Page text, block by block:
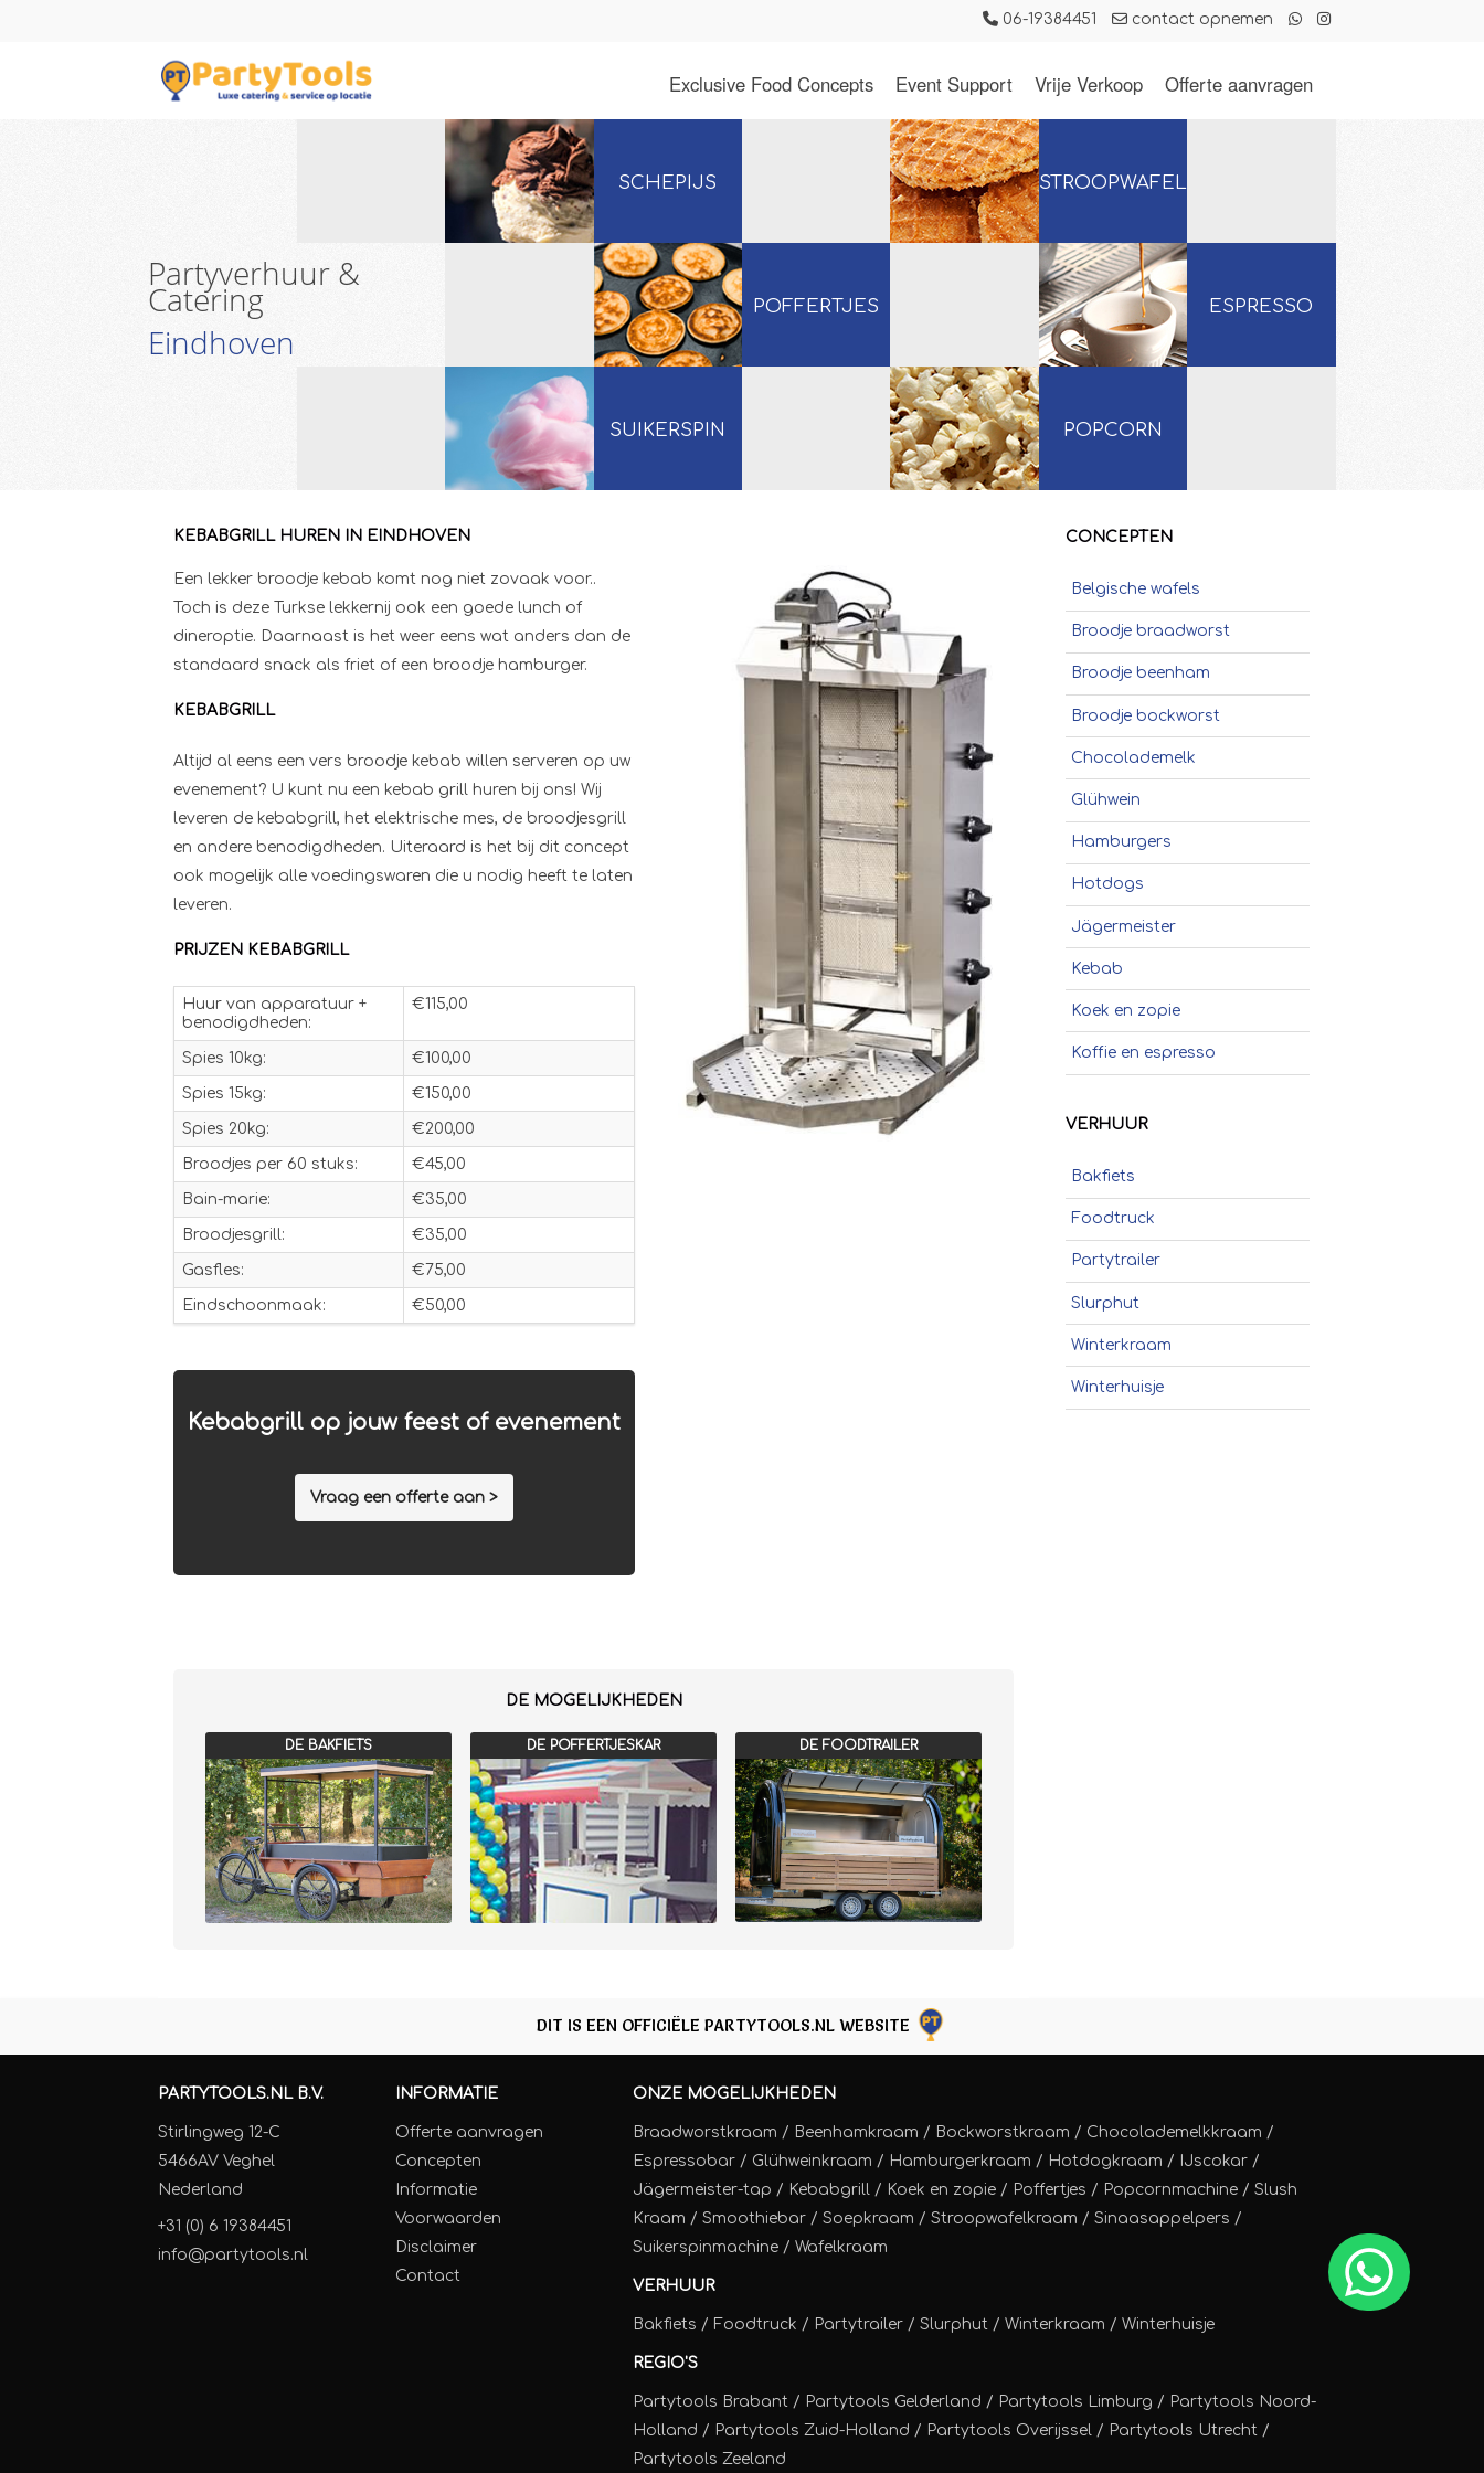
06-19384451 contact opnemen
Exclusive Food Concepts Event Support Vrije Verkoop Offerte aanvragen
SCHEPIJS STROOPWAFELS
Partyverhuur &
Catering
Eindhoven
POFFERTJES ESPRESSO
SUIKERSPIN POPCORN
KEBABGRILL HUREN IN EINDHOVEN
Een lekker broodje kebab komt nog niet zovaak voor..
Toch is deze Turkse lekkernij ook een goede lunch of
dineroptie. Daarnaast is het weer eens wat anders dan de
standaard snack als friet of een broodje hamburger.
KEBABGRILL
Altijd al eens een vers broodje kebab willen serveren op uw
evenement? U kunt nu een kebab grill huren bij ons! Wij
leveren de kebabgrill, het elektrische mes, de broodjesgrill
en andere benodigdheden. Uiteraard is het bij dit concept
ook mogelijk alle voedingswaren die u nodig heeft te laten
leveren.
PRIJZEN KEBABGRILL
Huur van apparatuur +
benodigdheden:
€115,00
Spies 10kg: €100,00
Spies 15kg: €150,00
Spies 20kg: €200,00
Broodjes per 60 stuks: €45,00
Bain-marie: €35,00
Broodjesgrill: €35,00
Gasfles: €75,00
Eindschoonmaak: €50,00
Kebabgrill op jouw feest of evenement
Vraag een offerte aan >
DE MOGELIJKHEDEN
DE BAKFIETS DE POFFERTJESKAR DE FOODTRAILER
CONCEPTEN
Belgische wafels
Broodje braadworst
Broodje beenham
Broodje bockworst
Chocolademelk
Glühwein
Hamburgers
Hotdogs
Jägermeister
Kebab
Koek en zopie
Koffie en espresso
Schepijs
Sinaasappelpers
Slush
Smoothies
Soep
Stroopwafels
VERHUUR
Bakfiets
Foodtruck
Partytrailer
Slurphut
Winterkraam
Winterhuisje
DIT IS EEN OFFICIËLE PARTYTOOLS.NL WEBSITE
PARTYTOOLS.NL B.V.
Stirlingweg 12-C
5466AV Veghel
Nederland
+31 (0) 6 19384451
info@partytools.nl
INFORMATIE
Offerte aanvragen
Concepten
Informatie
Voorwaarden
Disclaimer
Contact
ONZE MOGELIJKHEDEN
Braadworstkraam / Beenhamkraam / Bockworstkraam / Chocolademelkkraam /
Espressobar / Glühweinkraam / Hamburgerkraam / Hotdogkraam / IJscokar /
Jägermeister-tap / Kebabgrill / Koek en zopie / Poffertjes / Popcornmachine /Slush
Kraam /Smoothiebar /Soepkraam /Stroopwafelkraam /Sinaasappelpers /
Suikerspinmachine /Wafelkraam
VERHUUR
Bakfiets / Foodtruck / Partytrailer /Slurphut /Winterkraam /Winterhuisje
REGIO'S
Partytools Brabant / Partytools Gelderland / Partytools Limburg / Partytools Noord-
Holland / Partytools Zuid-Holland / Partytools Overijssel / Partytools Utrecht /
Partytools Zeeland